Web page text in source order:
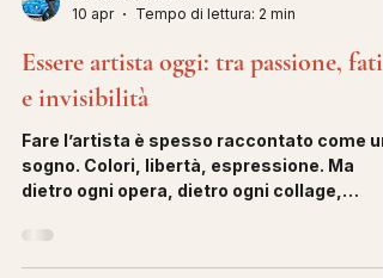
Paola Montanaro
10 apr
Essere artista oggi: tra passione,